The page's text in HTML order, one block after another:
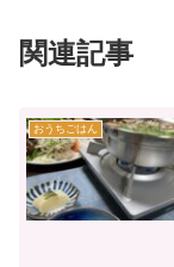
関連記事
おうちごはん